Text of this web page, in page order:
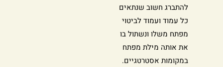
להתברג חשוב שנתאים
כל עמוד ועמוד לביטוי
מפתח משלו ונשתול בו
את אותה מילת מפתח
במקומות אסטרטגיים.